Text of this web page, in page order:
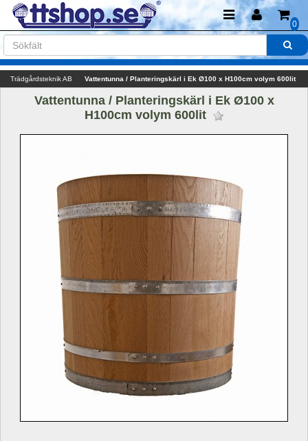
0
Trädgårdsteknik AB Vattentunna / Planteringskärl i Ek Ø100 x H100cm volym 600lit
Vattentunna / Planteringskärl i Ek Ø100 x
H100cm volym 600lit